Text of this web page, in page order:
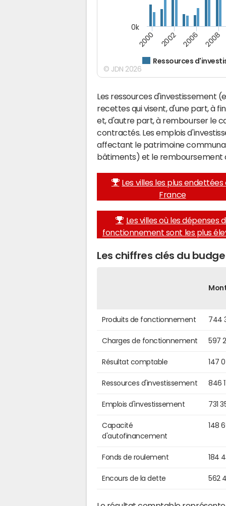
Ressources
2000 2002 2006 2008
0k
© JDN 2026
Les ressources d'investissement
recettes qui visent, d'une part, à
et, d'autre part, à rembourser le
contractés. Les emplois
affectant le patrimoine
bâtiments) et le remboursement
Les villes les plus endettées
France
Les villes où les dépenses
fonctionnement sont les plus
Les chiffres clés du
Produits de fonctionnement 744
Charges de fonctionnement 597
Résultat comptable 147
Ressources d'investissement 846
Emplois d'investissement 731
Capacité
d'autofinancement
148
Fonds de roulement 184
Encours de la dette 562